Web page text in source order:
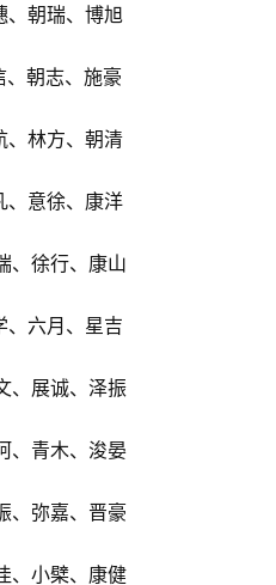
、朝瑞、博旭
、朝志、施豪
、林方、朝清
、意徐、康洋
、徐行、康山
、六月、星吉
、展诚、泽振
、青木、浚晏
、弥嘉、晋豪
、小檗、康健